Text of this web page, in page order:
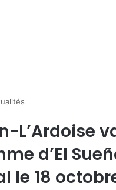
L’Ardoise
d’El
le 18